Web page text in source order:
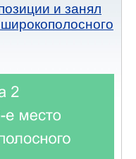
и занял